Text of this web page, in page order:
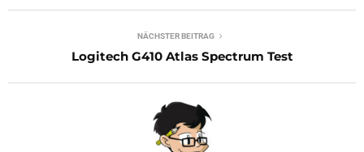
NÄCHSTER BEITRAG
Logitech G410 Atlas Spectrum Test